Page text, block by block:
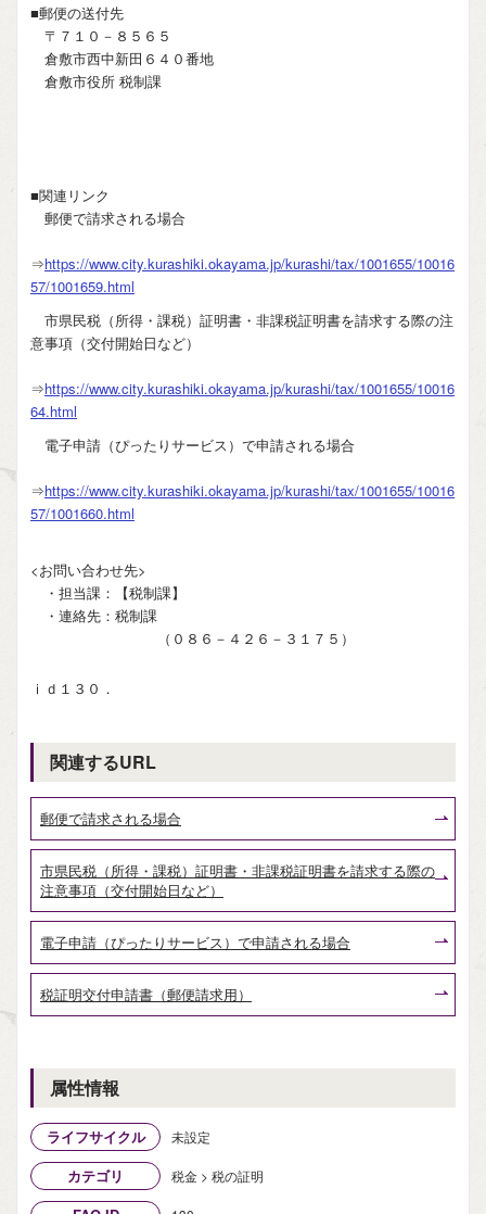
■郵便の送付先
〒７１０－８５６５
倉敷市西中新田６４０番地
倉敷市役所 税制課
■関連リンク
郵便で請求される場合
⇒https://www.city.kurashiki.okayama.jp/kurashi/tax/1001655/10016
57/1001659.html
市県民税（所得・課税）証明書・非課税証明書を請求する際の注
意事項（交付開始日など）
⇒https://www.city.kurashiki.okayama.jp/kurashi/tax/1001655/10016
64.html
電子申請（ぴったりサービス）で申請される場合
⇒https://www.city.kurashiki.okayama.jp/kurashi/tax/1001655/10016
57/1001660.html
<お問い合わせ先>
・担当課：【税制課】
・連絡先：税制課
（０８６－４２６－３１７５）
ｉｄ１３０．
関連するURL
郵便で請求される場合
市県民税（所得・課税）証明書・非課税証明書を請求する際の
注意事項（交付開始日など）
電子申請（ぴったりサービス）で申請される場合
税証明交付申請書（郵便請求用）
属性情報
ライフサイクル 未設定
カテゴリ 税金 > 税の証明